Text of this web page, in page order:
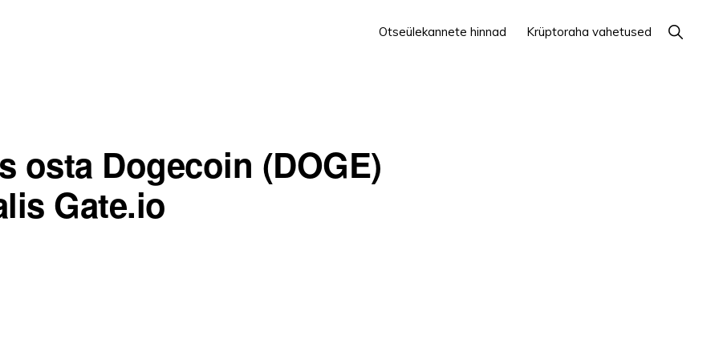
Otseülekannete hinnad Krüptoraha vahetused Näita
otsingut
osta Dogecoin (DOGE)
Gate.io